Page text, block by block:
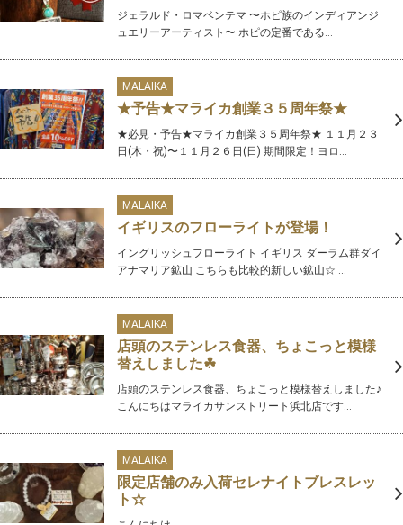
ジェラルド・ロマベンテマ 〜ホピ族のインディアンジ
ュエリーアーティスト〜 ホピの定番である...
MALAIKA
★予告★マライカ創業３５周年祭★
★必見・予告★マライカ創業３５周年祭★ １１月２３
日(木・祝)〜１１月２６日(日) 期間限定！ヨロ...
MALAIKA
イギリスのフローライトが登場！
イングリッシュフローライト イギリス ダーラム群ダイ
アナマリア鉱山 こちらも比較的新しい鉱山☆ ...
MALAIKA
店頭のステンレス食器、ちょこっと模様
替えしました☘
店頭のステンレス食器、ちょこっと模様替えしました♪
こんにちはマライカサンストリート浜北店です...
MALAIKA
限定店舗のみ入荷セレナイトブレスレッ
ト☆